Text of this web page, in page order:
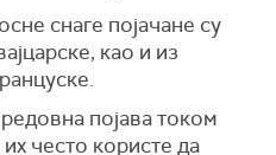
снаге појачане су
као и из
појава током
често користе да